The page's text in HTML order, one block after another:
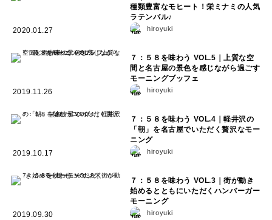
2020.01.27
種類豊富なモヒート！栄ミナミの人気
ラテンバル♪
hiroyuki
2019.11.26
７：５８を味わう VOL.5｜上質な空
間と名古屋の景色を感じながら過ごす
モーニングブッフェ
hiroyuki
2019.10.17
７：５８を味わう VOL.4｜軽井沢の
「朝」を名古屋でいただく贅沢なモー
ニング
hiroyuki
2019.09.30
７：５８を味わう VOL.3｜街が動き
始めるとともにいただくハンバーガー
モーニング
hiroyuki